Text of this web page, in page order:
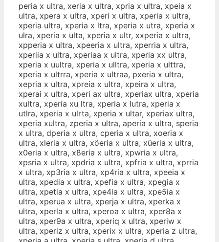
peria x ultra, xeria x ultra, xpria x ultra, xpeia x
ultra, xpera x ultra, xperi x ultra, xperia x ultra,
xperia ultra, xperia x ltra, xperia x utra, xperia x
ulra, xperia x ulta, xperia x ultr, xxperia x ultra,
xpperia x ultra, xpeeria x ultra, xperria x ultra,
xperiia x ultra, xperiaa x ultra, xperia xx ultra,
xperia x uultra, xperia x ulltra, xperia x ulttra,
xperia x ultrra, xperia x ultraa, pxeria x ultra,
xepria x ultra, xpreia x ultra, xpeira x ultra,
xperai x ultra, xperi ax ultra, xperiax ultra, xperia
xultra, xperia xu ltra, xperia x lutra, xperia x
utlra, xperia x ulrta, xperia x ultar, xperiax ultra,
xperia xultra, zperia x ultra, aperia x ultra, speria
x ultra, dperia x ultra, cperia x ultra, xoeria x
ultra, xleria x ultra, xöeria x ultra, xüeria x ultra,
x0eria x ultra, xßeria x ultra, xpwria x ultra,
xpsria x ultra, xpdria x ultra, xpfria x ultra, xprria
x ultra, xp3ria x ultra, xp4ria x ultra, xpeeia x
ultra, xpedia x ultra, xpefia x ultra, xpegia x
ultra, xpetia x ultra, xpe4ia x ultra, xpe5ia x
ultra, xperua x ultra, xperja x ultra, xperka x
ultra, xperla x ultra, xperoa x ultra, xper8a x
ultra, xper9a x ultra, xperiq x ultra, xperiw x
ultra, xperiz x ultra, xperix x ultra, xperia z ultra,